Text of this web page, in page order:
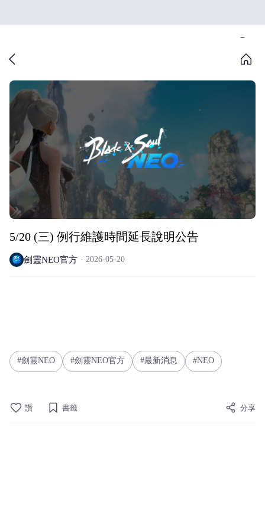
5/20 (三) 例行維護時間延長說明公告
劍靈NEO官方 2026-05-20
劍靈NEO 劍靈NEO官方 最新消息 NEO
讚 書籤 分享